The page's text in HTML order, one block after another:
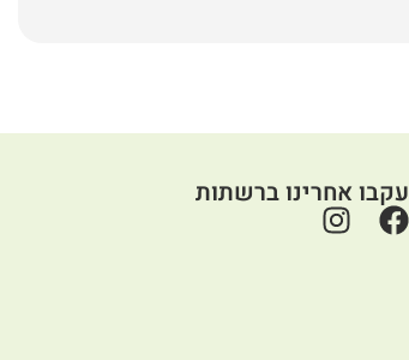
עקבו אחרינו ברשתות